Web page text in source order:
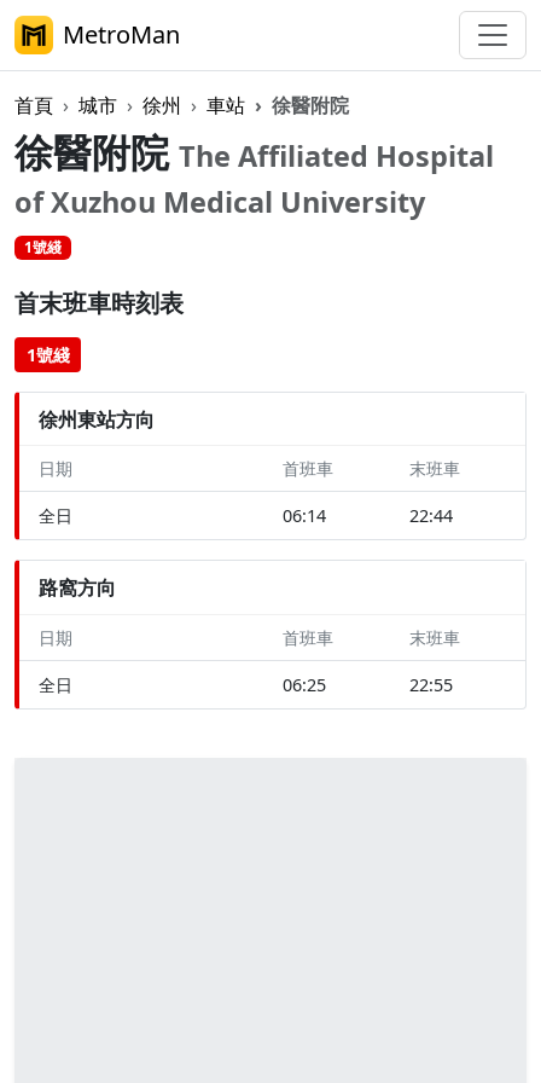
MetroMan
首頁 城市 徐州 車站 徐醫附院
徐醫附院 The Affiliated Hospital
of Xuzhou Medical University
1號綫
首末班車時刻表
1號綫
徐州東站方向
日期 首班車 末班車
全日 06:14 22:44
路窩方向
日期 首班車 末班車
全日 06:25 22:55